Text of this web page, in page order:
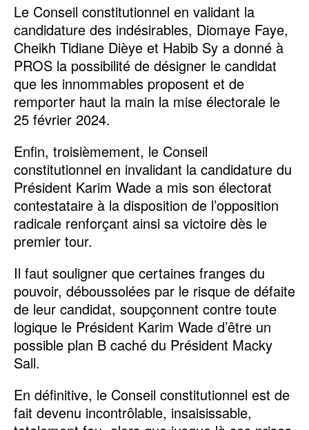
Le Conseil constitutionnel en validant la
candidature des indésirables, Diomaye Faye,
Cheikh Tidiane Dièye et Habib Sy a donné à
PROS la possibilité de désigner le candidat
que les innommables proposent et de
remporter haut la main la mise électorale le
25 février 2024.
Enfin, troisièmement, le Conseil
constitutionnel en invalidant la candidature du
Président Karim Wade a mis son électorat
contestataire à la disposition de l’opposition
radicale renforçant ainsi sa victoire dès le
premier tour.
Il faut souligner que certaines franges du
pouvoir, déboussolées par le risque de défaite
de leur candidat, soupçonnent contre toute
logique le Président Karim Wade d’être un
possible plan B caché du Président Macky
Sall.
En définitive, le Conseil constitutionnel est de
fait devenu incontrôlable, insaisissable,